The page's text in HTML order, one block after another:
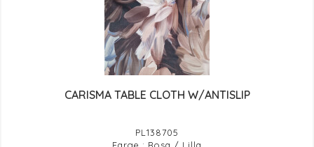
CARISMA TABLE CLOTH W/ANTISLIP
PL138705
Farge : Rosa / Lilla